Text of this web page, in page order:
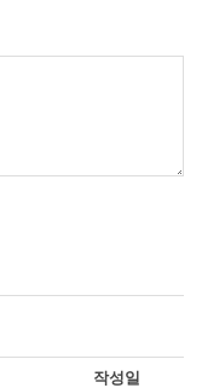
작성일